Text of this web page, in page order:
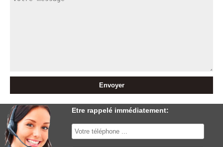
Etre rappelé immédiatement: